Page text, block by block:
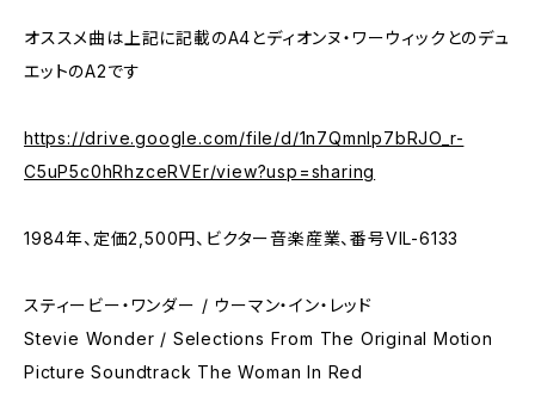
オススメ曲は上記に記載のA4とディオンヌ・ワーウィックとのデュ
エットのA2です
https://drive.google.com/file/d/1n7QmnIp7bRJO_r-
C5uP5c0hRhzceRVEr/view?usp=sharing
1984年、定価2,500円、ビクター音楽産業、番号VIL-6133
スティービー・ワンダー / ウーマン・イン・レッド
Stevie Wonder / Selections From The Original Motion
Picture Soundtrack The Woman In Red